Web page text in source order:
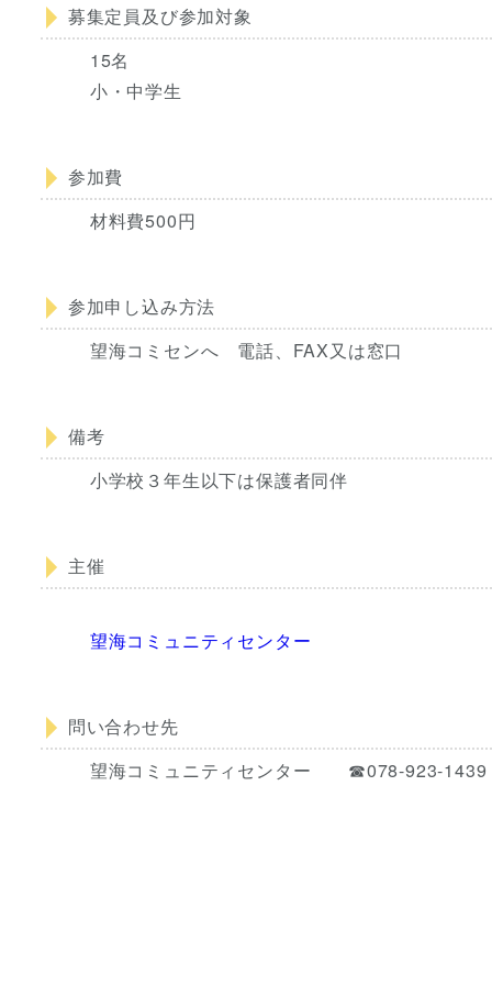
募集定員及び参加対象
15名
小・中学生
参加費
材料費500円
参加申し込み方法
望海コミセンへ 電話、FAX又は窓口
備考
小学校３年生以下は保護者同伴
主催
望海コミュニティセンター
問い合わせ先
望海コミュニティセンター ☎078-923-